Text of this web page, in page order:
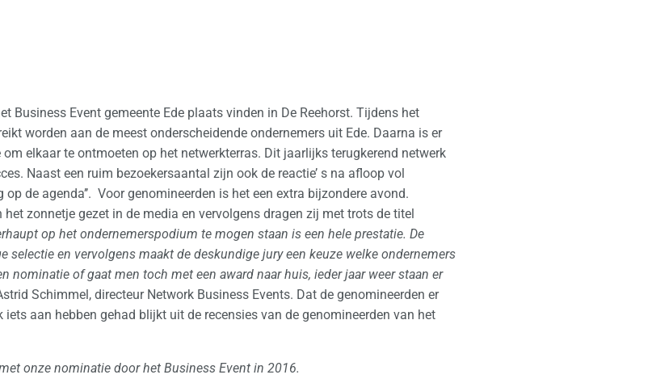
Business Event gemeente Ede plaats vinden in De Reehorst. Tijdens het
worden aan de meest onderscheidende ondernemers uit Ede. Daarna is er
elkaar te ontmoeten op het netwerkterras. Dit jaarlijks terugkerend netwerk
Naast een ruim bezoekersaantal zijn ook de reactie’ s na afloop vol
op de agenda’’. Voor genomineerden is het een extra bijzondere avond.
zonnetje gezet in de media en vervolgens dragen zij met trots de titel
op het ondernemerspodium te mogen staan is een hele prestatie. De
en vervolgens maakt de deskundige jury een keuze welke ondernemers
of gaat men toch met een award naar huis, ieder jaar weer staan er
Schimmel, directeur Network Business Events. Dat de genomineerden er
aan hebben gehad blijkt uit de recensies van de genomineerden van het
onze nominatie door het Business Event in 2016.